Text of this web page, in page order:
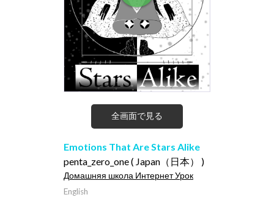
全画面で見る
Emotions That Are Stars Alike
penta_zero_one ( Japan（日本） )
Домашняя школа Интернет Урок
English